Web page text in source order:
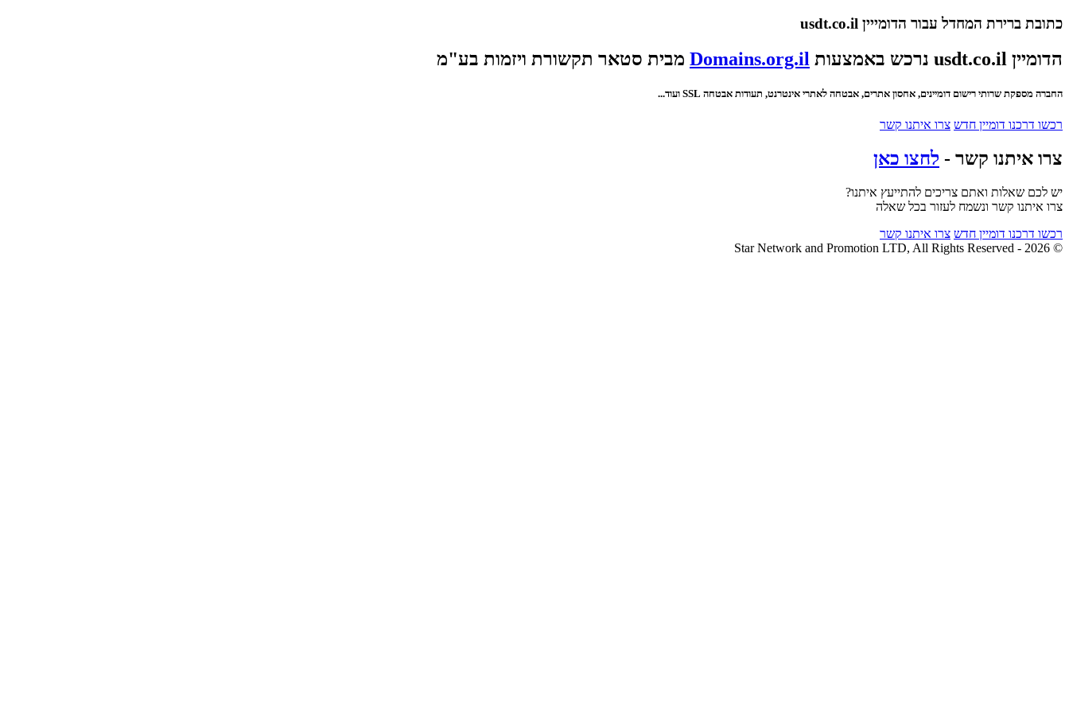
כתובת ברירת המחדל עבור הדומייין usdt.co.il
הדומיין usdt.co.il נרכש באמצעות Domains.org.il מבית סטאר תקשורת ויזמות בע"מ
החברה מספקת שרותי רישום דומיינים, אחסון אתרים, אבטחה לאתרי אינטרנט, תעודות אבטחה SSL ועוד...
רכשו דרכנו דומיין חדש צרו איתנו קשר
צרו איתנו קשר - לחצו כאן
יש לכם שאלות ואתם צריכים להתייעץ איתנו?
צרו איתנו קשר ונשמח לעזור בכל שאלה
רכשו דרכנו דומיין חדש צרו איתנו קשר
© 2026 - Star Network and Promotion LTD, All Rights Reserved